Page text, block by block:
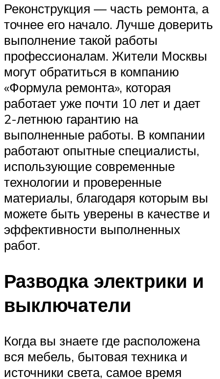
Реконструкция — часть ремонта, а
точнее его начало. Лучше доверить
выполнение такой работы
профессионалам. Жители Москвы
могут обратиться в компанию
«Формула ремонта», которая
работает уже почти 10 лет и дает
2-летнюю гарантию на
выполненные работы. В компании
работают опытные специалисты,
использующие современные
технологии и проверенные
материалы, благодаря которым вы
можете быть уверены в качестве и
эффективности выполненных
работ.
Разводка электрики и
выключатели
Когда вы знаете где расположена
вся мебель, бытовая техника и
источники света, самое время